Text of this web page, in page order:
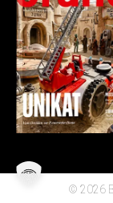
© 2026